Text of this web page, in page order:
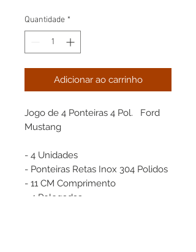
Quantidade *
Adicionar ao carrinho
Jogo de 4 Ponteiras 4 Pol.   Ford
Mustang
- 4 Unidades
- Ponteiras Retas Inox 304 Polidos
- 11 CM Comprimento
- 4 Polegadas